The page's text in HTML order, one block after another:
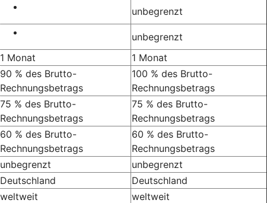
unbegrenzt
unbegrenzt
1 Monat
1 Monat
90 % des Brutto-
Rechnungsbetrags
100 % des Brutto-
Rechnungsbetrags
75 % des Brutto-
Rechnungsbetrags
75 % des Brutto-
Rechnungsbetrags
60 % des Brutto-
Rechnungsbetrags
60 % des Brutto-
Rechnungsbetrags
unbegrenzt
unbegrenzt
Deutschland
Deutschland
weltweit
weltweit